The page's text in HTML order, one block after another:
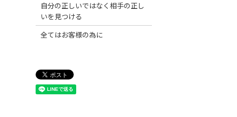
自分の正しいではなく相手の正し
いを見つける
全てはお客様の為に